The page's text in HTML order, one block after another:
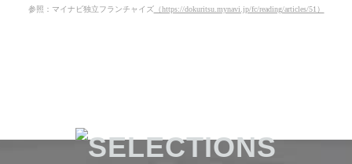
参照：マイナビ独立フランチャイズ（https://dokuritsu.mynavi.jp/fc/reading/articles/51）